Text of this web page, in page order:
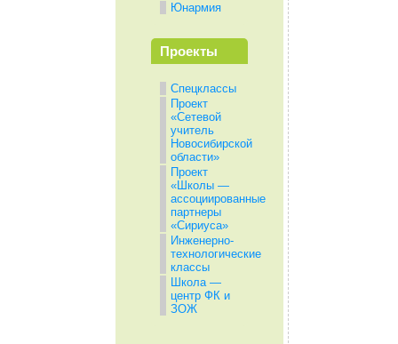
Юнармия
Проекты
Спецклассы
Проект
«Сетевой
учитель
Новосибирской
области»
Проект
«Школы —
ассоциированные
партнеры
«Сириуса»
Инженерно-
технологические
классы
Школа —
центр ФК и
ЗОЖ